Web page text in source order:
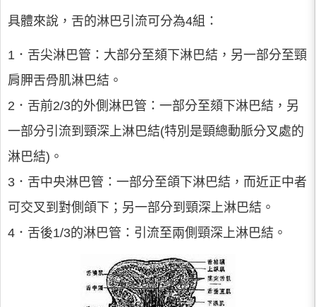
具體來說，舌的淋巴引流可分為4組：
1．舌尖淋巴管：大部分至頦下淋巴結，另一部分至頸
肩胛舌骨肌淋巴結。
2．舌前2/3的外側淋巴管：一部分至頦下淋巴結，另
一部分引流到頸深上淋巴結(特別是頸總動脈分叉處的
淋巴結)。
3．舌中央淋巴管：一部分至頜下淋巴結，而近正中者
可交叉到對側頜下；另一部分到頸深上淋巴結。
4．舌後1/3的淋巴管：引流至兩側頸深上淋巴結。